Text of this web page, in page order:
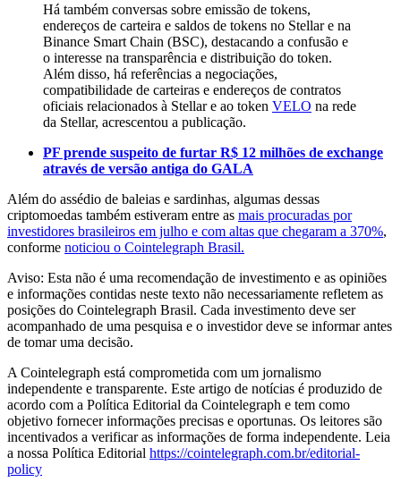
Há também conversas sobre emissão de tokens,
endereços de carteira e saldos de tokens no Stellar e na
Binance Smart Chain (BSC), destacando a confusão e
o interesse na transparência e distribuição do token.
Além disso, há referências a negociações,
compatibilidade de carteiras e endereços de contratos
oficiais relacionados à Stellar e ao token VELO na rede
da Stellar, acrescentou a publicação.
PF prende suspeito de furtar R$ 12 milhões de exchange
através de versão antiga do GALA
Além do assédio de baleias e sardinhas, algumas dessas
criptomoedas também estiveram entre as mais procuradas por
investidores brasileiros em julho e com altas que chegaram a 370%,
conforme noticiou o Cointelegraph Brasil.
Aviso: Esta não é uma recomendação de investimento e as opiniões
e informações contidas neste texto não necessariamente refletem as
posições do Cointelegraph Brasil. Cada investimento deve ser
acompanhado de uma pesquisa e o investidor deve se informar antes
de tomar uma decisão.
A Cointelegraph está comprometida com um jornalismo
independente e transparente. Este artigo de notícias é produzido de
acordo com a Política Editorial da Cointelegraph e tem como
objetivo fornecer informações precisas e oportunas. Os leitores são
incentivados a verificar as informações de forma independente. Leia
a nossa Política Editorial https://cointelegraph.com.br/editorial-
policy